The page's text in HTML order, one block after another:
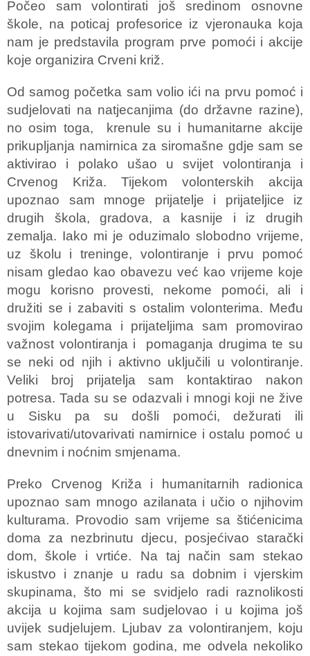
Počeo sam volontirati još sredinom osnovne
škole, na poticaj profesorice iz vjeronauka koja
nam je predstavila program prve pomoći i akcije
koje organizira Crveni križ.
Od samog početka sam volio ići na prvu pomoć i
sudjelovati na natjecanjima (do državne razine),
no osim toga, krenule su i humanitarne akcije
prikupljanja namirnica za siromašne gdje sam se
aktivirao i polako ušao u svijet volontiranja i
Crvenog Križa. Tijekom volonterskih akcija
upoznao sam mnoge prijatelje i prijateljice iz
drugih škola, gradova, a kasnije i iz drugih
zemalja. Iako mi je oduzimalo slobodno vrijeme,
uz školu i treninge, volontiranje i prvu pomoć
nisam gledao kao obavezu već kao vrijeme koje
mogu korisno provesti, nekome pomoći, ali i
družiti se i zabaviti s ostalim volonterima. Među
svojim kolegama i prijateljima sam promovirao
važnost volontiranja i pomaganja drugima te su
se neki od njih i aktivno uključili u volontiranje.
Veliki broj prijatelja sam kontaktirao nakon
potresa. Tada su se odazvali i mnogi koji ne žive
u Sisku pa su došli pomoći, dežurati ili
istovarivati/utovarivati namirnice i ostalu pomoć u
dnevnim i noćnim smjenama.
Preko Crvenog Križa i humanitarnih radionica
upoznao sam mnogo azilanata i učio o njihovim
kulturama. Provodio sam vrijeme sa štićenicima
doma za nezbrinutu djecu, posjećivao starački
dom, škole i vrtiće. Na taj način sam stekao
iskustvo i znanje u radu sa dobnim i vjerskim
skupinama, što mi se svidjelo radi raznolikosti
akcija u kojima sam sudjelovao i u kojima još
uvijek sudjelujem. Ljubav za volontiranjem, koju
sam stekao tijekom godina, me odvela nekoliko